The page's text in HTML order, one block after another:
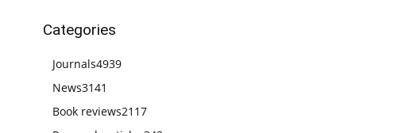
Categories
Journals4939
News3141
Book reviews2117